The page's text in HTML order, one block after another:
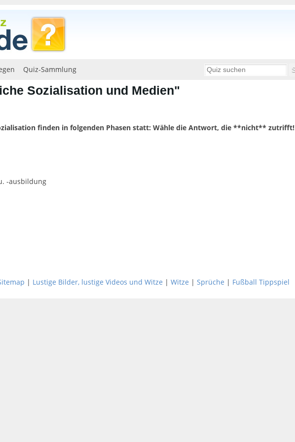
Quiz-Sammlung
Sozialisation und Medien"
finden in folgenden Phasen statt: Wähle die Antwort, die **nicht** zutrifft!
-ausbildung
| Lustige Bilder, lustige Videos und Witze | Witze | Sprüche | Fußball Tippspiel